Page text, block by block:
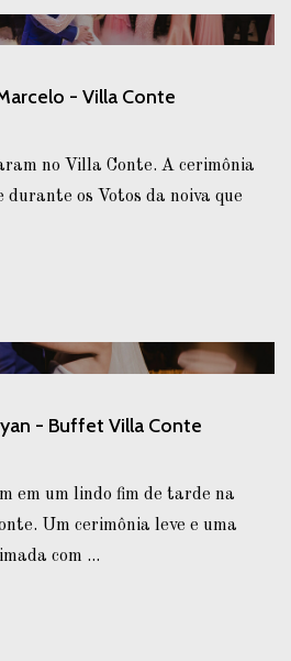
- Villa Conte
no Villa Conte. A cerimônia
os Votos da noiva que
- Buffet Villa Conte
em um lindo fim de tarde na
Um cerimônia leve e uma
com ...